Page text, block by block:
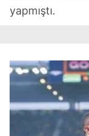
yapmıştı.